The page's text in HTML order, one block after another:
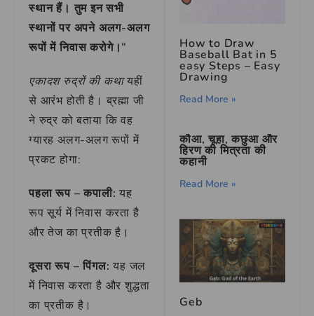
स्थान हैं। तुम इन सभी
स्थानों पर अपने अलग-अलग
रूपों में निवास करोगे।”
एकादश रुद्रों की कथायहीं
से आरंभ होती है। ब्रह्मा जी
ने रुद्र को बताया कि वह
ग्यारह अलग-अलग रूपों में
प्रकट होगा:
पहला रूप – कपाली: यह
रूप सूर्य में निवास करता है
और तेज का प्रतीक है।
दूसरा रूप – पिंगल: यह जल
में निवास करता है और शुद्धता
का प्रतीक है।
How to Draw
Baseball Bat in 5
easy Steps – Easy
Drawing
Read More »
कौआ, चूहा, कछुआ और
हिरण की मित्रता की
कहानी
Read More »
Geb